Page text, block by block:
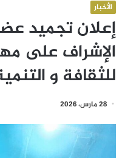
الأخبار
إعلان تجميد
الإشراف على
للثقافة و
28 مارس، 2026